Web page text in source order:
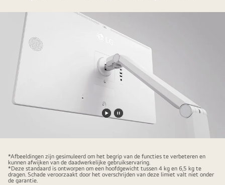
een
Monitor
Swing.
Video
afspelen
Video
pauzeren
*Afbeeldingen zijn gesimuleerd om het begrip van de functies te verbeteren en
kunnen afwijken van de daadwerkelijke gebruikservaring.
*Deze standaard is ontworpen om een ​​hoofdgewicht tussen 4 kg en 6,5 kg te
dragen. Schade veroorzaakt door het overschrijden van deze limiet valt niet onder
de garantie.